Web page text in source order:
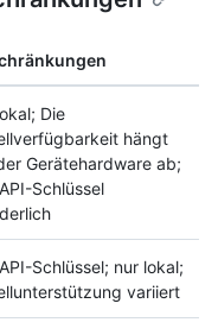
Die
hängt
Gerätehardware ab;
Schlüssel
Schlüssel; nur lokal;
variiert